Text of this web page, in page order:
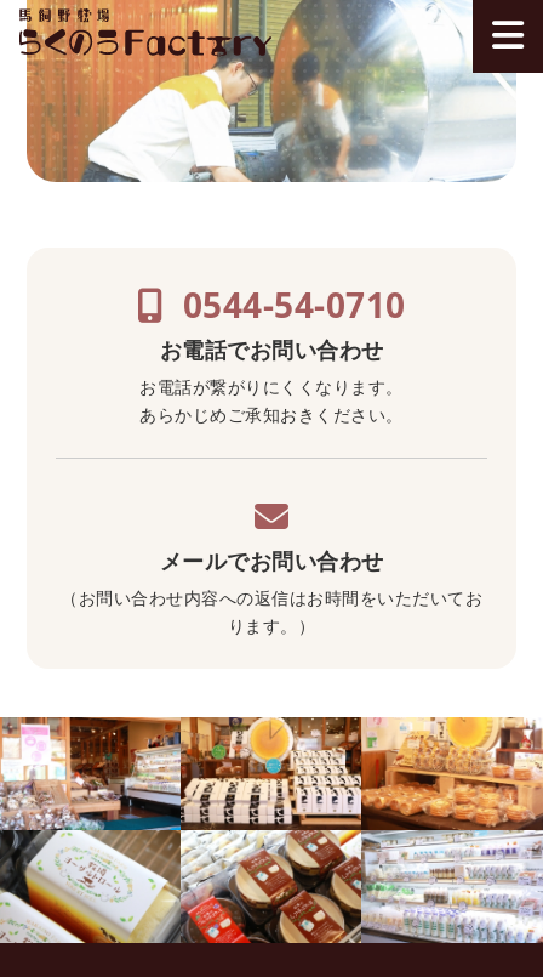
0544-54-0710
お電話でお問い合わせ
お電話が繋がりにくくなります。
あらかじめご承知おきください。
メールでお問い合わせ
（お問い合わせ内容への返信はお時間をいただいてお
ります。）